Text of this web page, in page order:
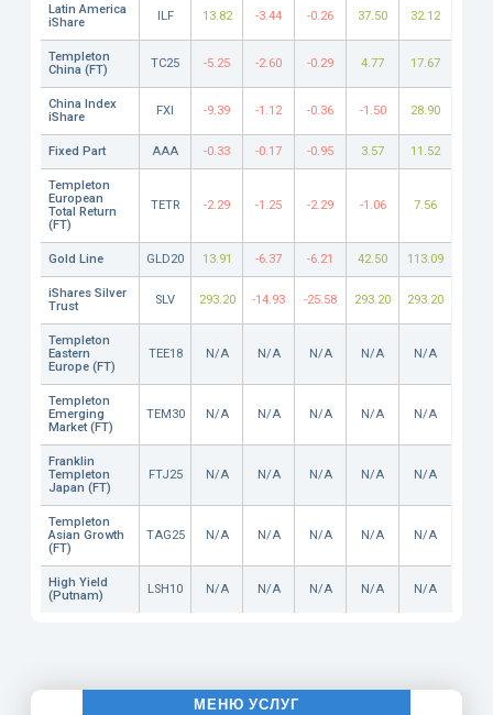
Latin America
iShare
ILF 13.82 -3.44 -0.26 37.50 32.12
Templeton
China (FT)
TC25 -5.25 -2.60 -0.29 4.77 17.67
China Index
iShare
FXI -9.39 -1.12 -0.36 -1.50 28.90
Fixed Part AAA -0.33 -0.17 -0.95 3.57 11.52
Templeton
European
Total Return
(FT)
TETR -2.29 -1.25 -2.29 -1.06 7.56
Gold Line GLD20 13.91 -6.37 -6.21 42.50 113.09
iShares Silver
Trust
SLV 293.20 -14.93 -25.58 293.20 293.20
Templeton
Eastern
Europe (FT)
TEE18 N/A N/A N/A N/A N/A
Templeton
Emerging
Market (FT)
TEM30 N/A N/A N/A N/A N/A
Franklin
Templeton
Japan (FT)
FTJ25 N/A N/A N/A N/A N/A
Templeton
Asian Growth
(FT)
TAG25 N/A N/A N/A N/A N/A
High Yield
(Putnam)
LSH10 N/A N/A N/A N/A N/A
МЕНЮ УСЛУГ